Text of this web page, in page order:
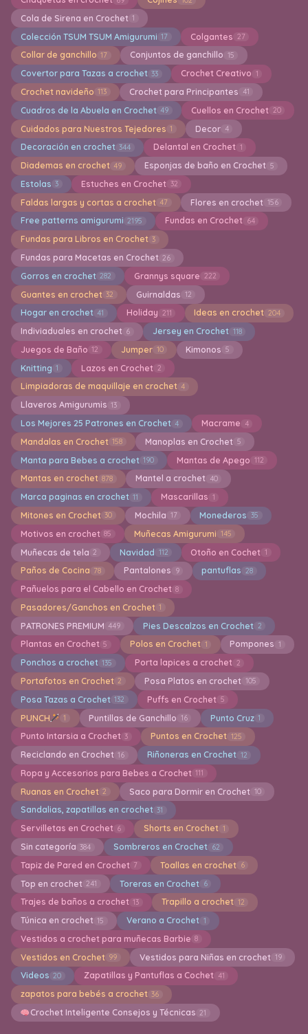
ese
¿Te gusta? ¡Compártelo!
Ayúdanos a que más tejedoras descubran Crochetísimo
Facebook X WhatsApp
Pinterest
Copiar enlace
Patrones de Crochet y Ganchillo
El límite es tu imaginación
Enlaces
Inicio
Mi cuenta
Buscar
Explora todas las categorías
Accesorios crochet 319
Accesorios en Crochet para Mascotas 57
Accesorios para bebes 62 Accesorios para niñas 61
Adornos en Crochet Agarraderas en crochet 21
Alfombras en Crochet 99 Almohadones
Amigurumi Gnomo 20 Amigurumi Navideño
Amigurumi para Principiantes 542 Amigurumis 2494
Aplicaciones en crochet 60 Bandoleras en crochet 5
Bermudas 3 Bikinis en Crochet 27
Bisuteria y Joyeria en Crochet 89 Blusas crochet 111
Boinas en Crochet 12 Boleros 14 Bolsa en Crochet
Bordados Bufanda a crochet 32
Bufandas Knitting 15 Calcados tejidos 19
Calcetines 46 Calentadores 16 Caminos de Mesa
Camisetas en Crochet 25 Capas en crochet
Capuchas 50 Cardigan a crochet 233
Carpetas en crochet 293 Carteras
Centro de Mesa Decorativos a crochet 48
Cestas de almacenamiento 123 Chal a Crochet
Chalecos en crochet 82 Chandal a crochet 1
Chaquetas en crochet 69 Cojines 102
Cola de Sirena en Crochet 1
Colección TSUM TSUM Amigurumi 17 Colgantes
Collar de ganchillo 17 Conjuntos de ganchillo
Covertor para Tazas a crochet 33 Crochet Creativo 1
Crochet navideño 113 Crochet para Principantes
Cuadros de la Abuela en Crochet
Cuidados para Nuestros Tejedores 1 Decor